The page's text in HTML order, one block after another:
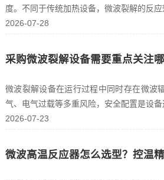
度。不同于传统加热设备，微波裂解的反应
2026-07-28
采购微波裂解设备需要重点关注
微波裂解设备在运行过程中同时存在微波
气、电气过载等多重风险，安全配置是设备
2026-07-23
微波高温反应器怎么选型？控温